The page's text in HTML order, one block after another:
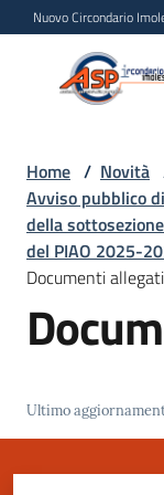
Vai al contenuto
Vai alla navigazione
Vai al footer
Nuovo Circondario
Chi
siamo
Servizi
Progetti
Home / Novità
Avviso pubblico
della
del PIAO 2025-
Documenti allegati
Ultimo